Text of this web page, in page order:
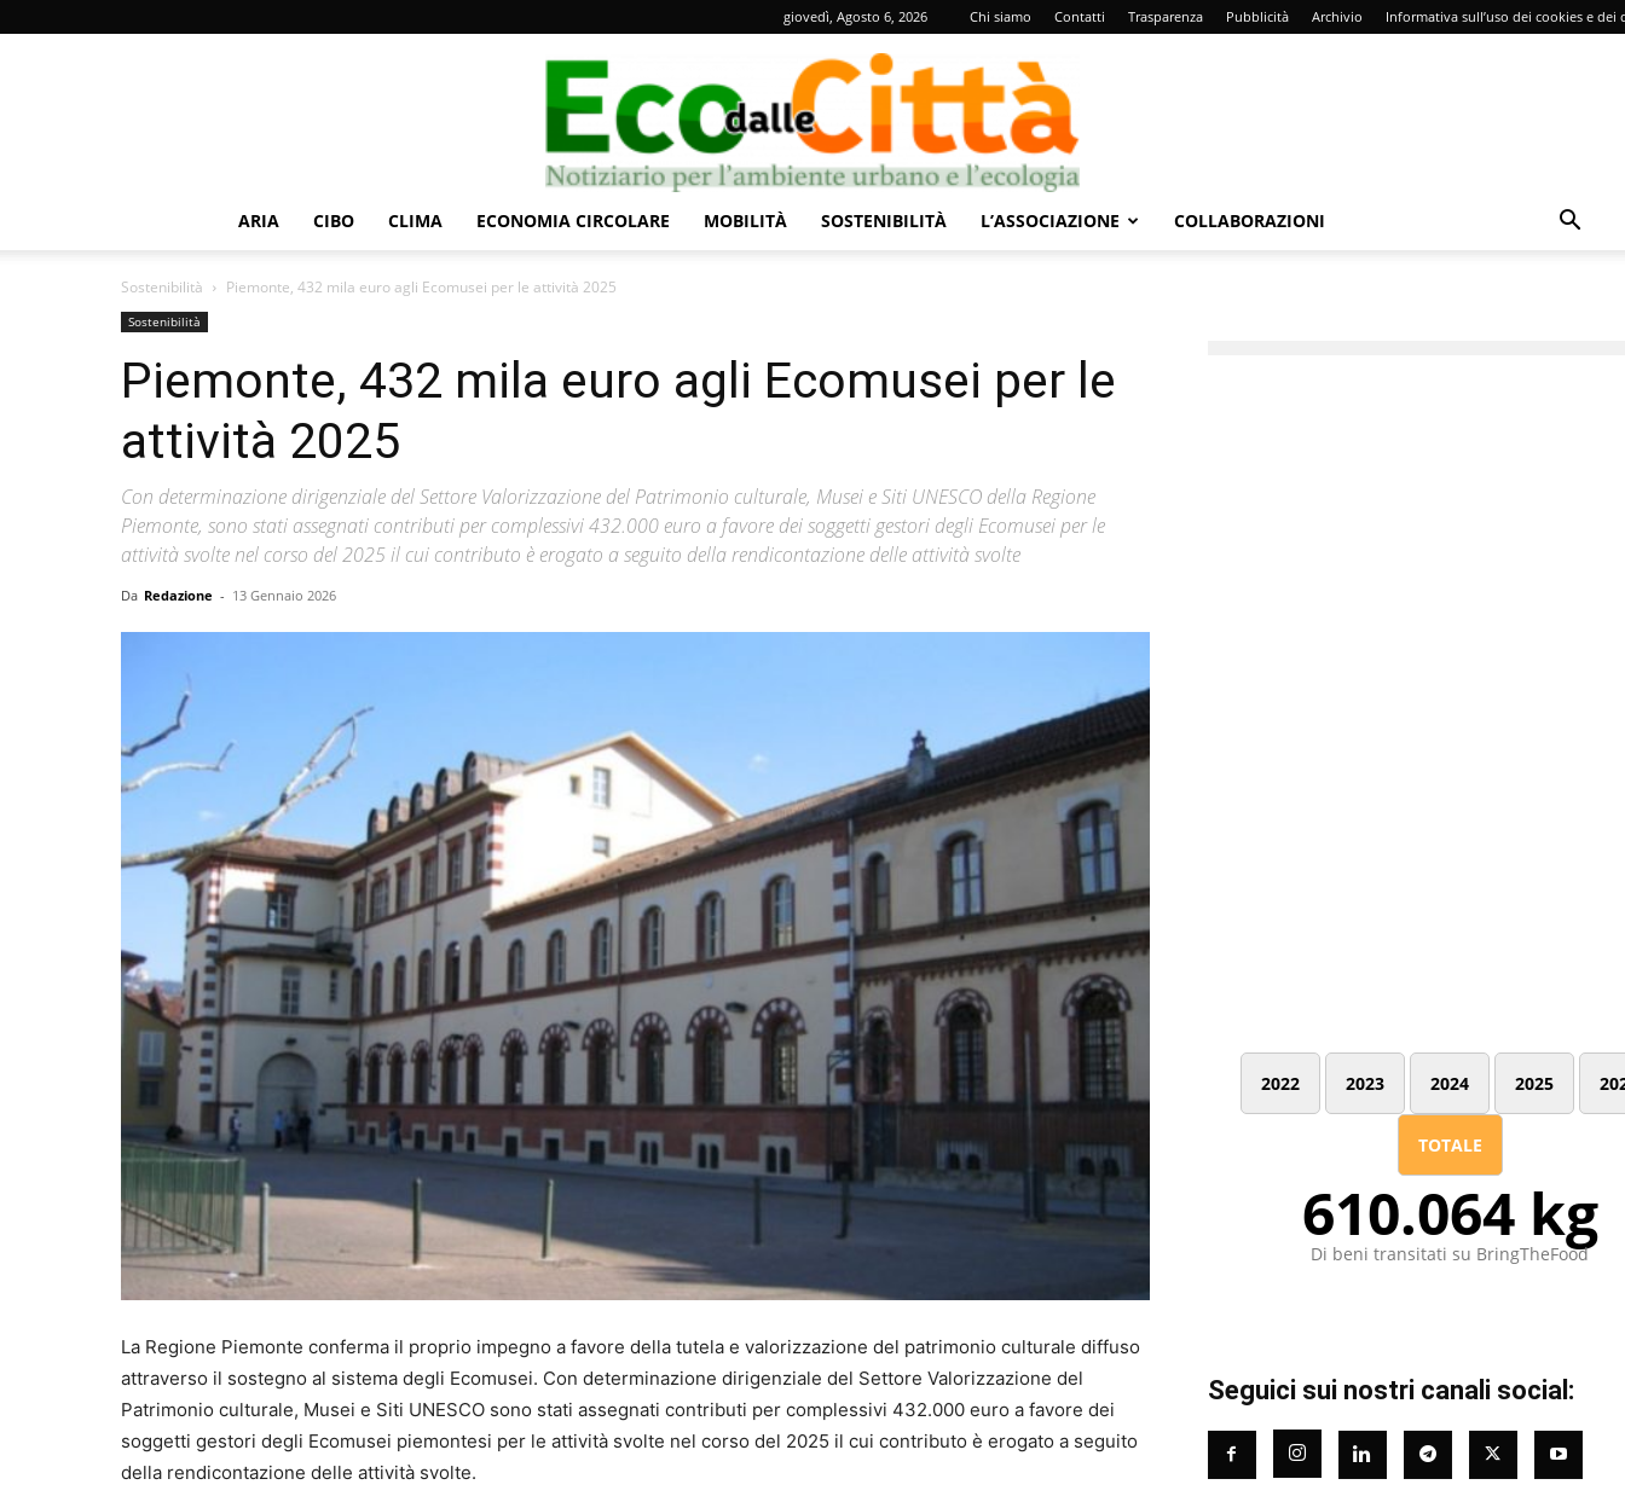
giovedì, Agosto 6, 2026 Chi siamo Contatti Trasparenza Pubblicità Archivio Informativa sull’uso dei cookies e dei
ARIA CIBO CLIMA ECONOMIA CIRCOLARE MOBILITÀ SOSTENIBILITÀ L’ASSOCIAZIONE COLLABORAZIONI
Sostenibilità Piemonte, 432 mila euro agli Ecomusei per le attività 2025
Sostenibilità
Piemonte, 432 mila euro agli Ecomusei per le
attività 2025
Con determinazione dirigenziale del Settore Valorizzazione del Patrimonio culturale, Musei e Siti UNESCO della Regione
Piemonte, sono stati assegnati contributi per complessivi 432.000 euro a favore dei soggetti gestori degli Ecomusei per le
attività svolte nel corso del 2025 il cui contributo è erogato a seguito della rendicontazione delle attività svolte
Da Redazione - 13 Gennaio 2026
La Regione Piemonte conferma il proprio impegno a favore della tutela e valorizzazione del patrimonio culturale diffuso
attraverso il sostegno al sistema degli Ecomusei. Con determinazione dirigenziale del Settore Valorizzazione del
Patrimonio culturale, Musei e Siti UNESCO sono stati assegnati contributi per complessivi 432.000 euro a favore dei
soggetti gestori degli Ecomusei piemontesi per le attività svolte nel corso del 2025 il cui contributo è erogato a seguito
della rendicontazione delle attività svolte.
2022 2023 2024 2025
TOTALE
610.064 kg
Di beni transitati su BringTheFood
Seguici sui nostri canali social: